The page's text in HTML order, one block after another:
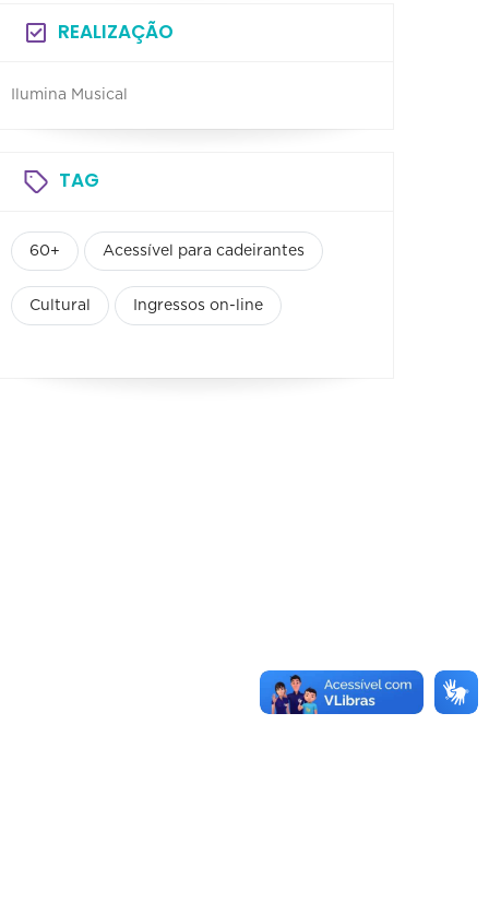
REALIZAÇÃO
Ilumina Musical
TAG
60+ Acessível para cadeirantes
Cultural Ingressos on-line